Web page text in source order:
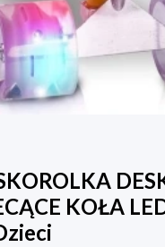
KOŁA